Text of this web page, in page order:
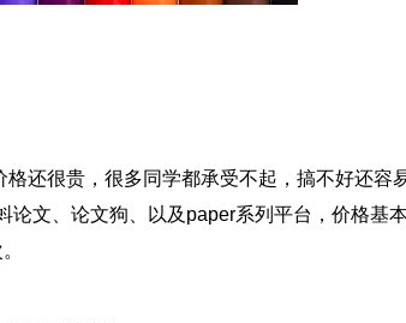
还很贵，很多同学都承受不起，搞不好还容
文、论文狗、以及paper系列平台，价格基